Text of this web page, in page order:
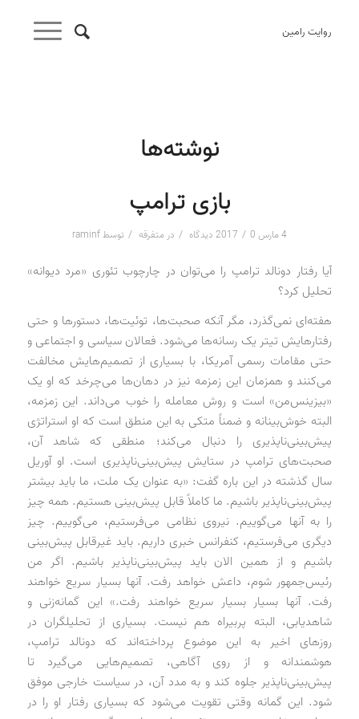
روایت رامین
نوشته‌ها
بازی ترامپ
4 مارس 2017 / 0 دیدگاه / در متفرقه / توسط raminf
آیا رفتار دونالد ترامپ را می‌توان در چارچوب تئوری «مرد دیوانه»
تحلیل کرد؟
هفته‌ای نمی‌گذرد، مگر آنکه صحبت‌ها، توئیت‌ها، دستورها و حتی
رفتارهایش تیتر یک رسانه‌ها می‌شود. فعالان سیاسی و اجتماعی و
حتی مقامات رسمی آمریکا، با بسیاری از تصمیم‌هایش مخالفت
می‌کنند و همزمان این زمزمه نیز در دهان‌ها می‌چرخد که او یک
«بیزینس‌من» است و روش معامله را خوب می‌داند. این زمزمه،
البته خوش‌بینانه و ضمناً متکی به این منطق است که او استراتژی
پیش‌بینی‌ناپذیری را دنبال می‌کند؛ منطقی که شاهد آن،
صحبت‌های ترامپ در ستایش پیش‌بینی‌ناپذیری است. او آوریل
سال گذشته در این باره گفت: «به عنوان یک ملت، ما باید بیشتر
پیش‌بینی‌ناپذیر باشیم. ما کاملاً قابل پیش‌بینی هستیم. همه چیز
را به آنها می‌گوییم. نیروی نظامی می‌فرستیم، می‌گوییم. چیز
دیگری می‌فرستیم، کنفرانس خبری داریم. باید غیرقابل ‌پیش‌بینی
باشیم و از همین الان باید پیش‌بینی‌ناپذیر باشیم. اگر من
رئیس‌جمهور شوم، داعش خواهد رفت. آنها بسیار سریع خواهند
رفت. آنها بسیار بسیار سریع خواهند رفت.» این گمانه‌زنی و
شاهدیابی، البته پربیراه هم نیست. بسیاری از تحلیلگران در
روزهای اخیر به این موضوع پرداخته‌اند که دونالد ترامپ،
هوشمندانه و از روی آگاهی، تصمیم‌هایی می‌گیرد تا
پیش‌بینی‌ناپذیر جلوه کند و به مدد آن، در سیاست خارجی موفق
شود. این گمانه وقتی تقویت می‌شود که بسیاری رفتار او را در